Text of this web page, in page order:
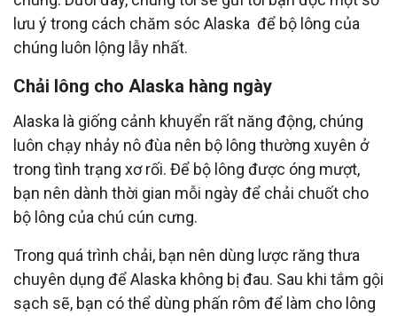
lưu ý trong cách chăm sóc Alaska để bộ lông của
chúng luôn lộng lẫy nhất.
Chải lông cho Alaska hàng ngày
Alaska là giống cảnh khuyển rất năng động, chúng
luôn chạy nhảy nô đùa nên bộ lông thường xuyên ở
trong tình trạng xơ rối. Để bộ lông được óng mượt,
bạn nên dành thời gian mỗi ngày để chải chuốt cho
bộ lông của chú cún cưng.
Trong quá trình chải, bạn nên dùng lược răng thưa
chuyên dụng để Alaska không bị đau. Sau khi tắm gội
sạch sẽ, bạn có thể dùng phấn rôm để làm cho lông